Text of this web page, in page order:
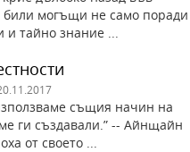
били могъщи не само поради
и тайно знание ...
същия начин на
ги създавали.” -- Айнщайн
от своето ...